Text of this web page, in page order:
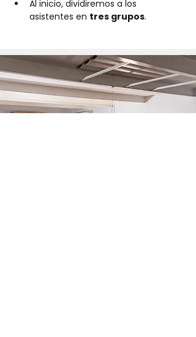
Al inicio, dividiremos a los
asistentes en tres grupos.